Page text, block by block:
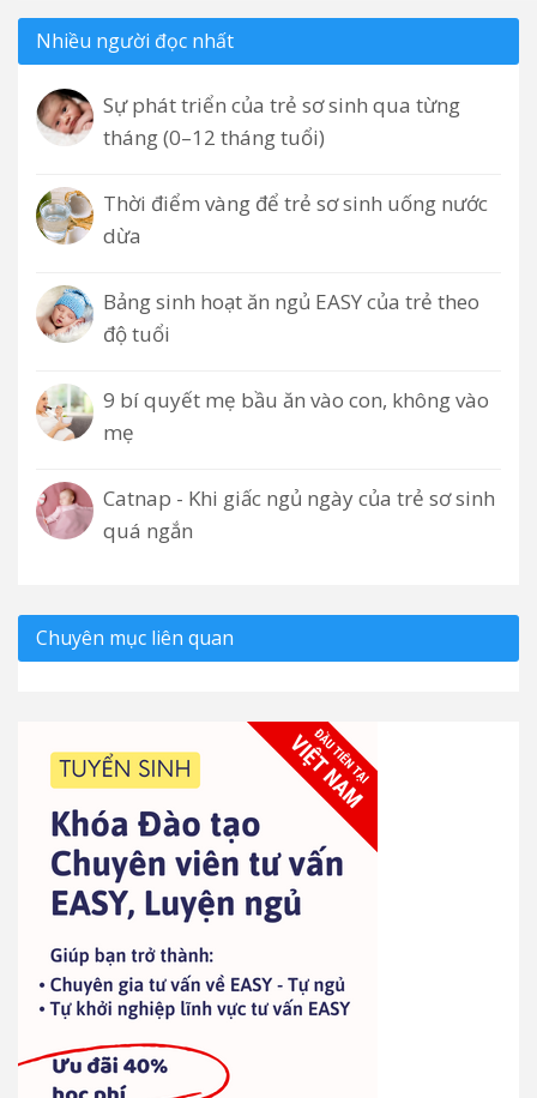
Nhiều người đọc nhất
Sự phát triển của trẻ sơ sinh qua từng
tháng (0–12 tháng tuổi)
Thời điểm vàng để trẻ sơ sinh uống nước
dừa
Bảng sinh hoạt ăn ngủ EASY của trẻ theo
độ tuổi
9 bí quyết mẹ bầu ăn vào con, không vào
mẹ
Catnap - Khi giấc ngủ ngày của trẻ sơ sinh
quá ngắn
Chuyên mục liên quan